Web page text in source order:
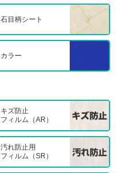
石目柄シート
カラー
キズ防止
フィルム（AR）
汚れ防止用
フィルム（SR）